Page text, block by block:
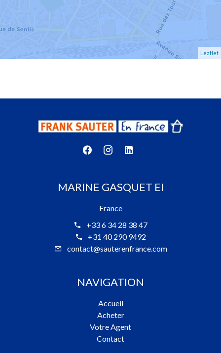
Leaflet
MARINE GASQUET EI
France
+33 6 34 28 38 47
+31 40 290 9492
contact@sauterenfrance.com
NAVIGATION
Accueil
Acheter
Votre Agent
Contact